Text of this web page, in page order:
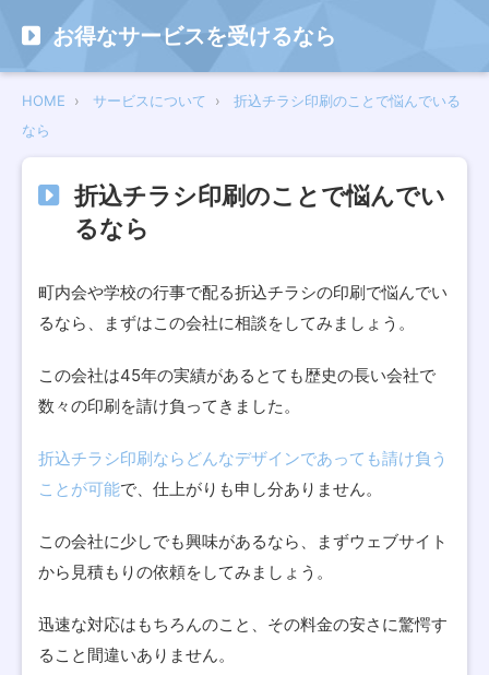
お得なサービスを受けるなら
HOME サービスについて
折込チラシ印刷のことで悩んでいる
なら
折込チラシ印刷のことで悩んでい
るなら
町内会や学校の行事で配る折込チラシの印刷で悩んでい
るなら、まずはこの会社に相談をしてみましょう。
この会社は45年の実績があるとても歴史の長い会社で
数々の印刷を請け負ってきました。
折込チラシ印刷ならどんなデザインであっても請け負う
ことが可能で、仕上がりも申し分ありません。
この会社に少しでも興味があるなら、まずウェブサイト
から見積もりの依頼をしてみましょう。
迅速な対応はもちろんのこと、その料金の安さに驚愕す
ること間違いありません。